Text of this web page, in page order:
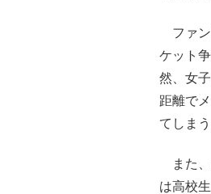
ファン
ケット
然、女
距離で
てしま
また、
は高校